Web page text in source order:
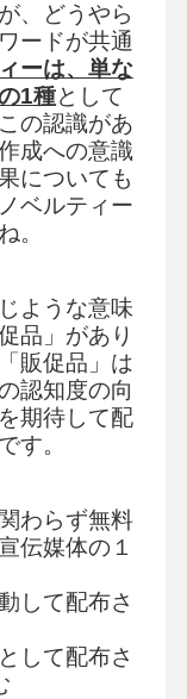
、どうやら
ードが共通
ーは、単な
1種として
の認識があ
成への意識
についても
ベルティー
。
ような意味
品」があり
販促品」は
認知度の向
期待して配
す。
わらず無料
伝媒体の１
して配布さ
して配布さ